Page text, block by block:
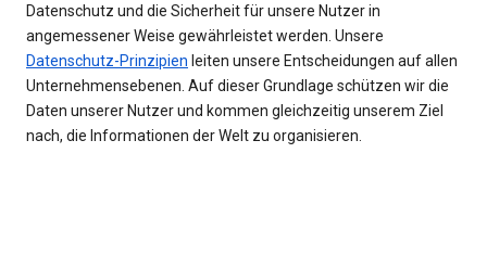
Datenschutz und die Sicherheit für unsere Nutzer in
angemessener Weise gewährleistet werden. Unsere
Datenschutz-Prinzipien leiten unsere Entscheidungen auf allen
Unternehmensebenen. Auf dieser Grundlage schützen wir die
Daten unserer Nutzer und kommen gleichzeitig unserem Ziel
nach, die Informationen der Welt zu organisieren.